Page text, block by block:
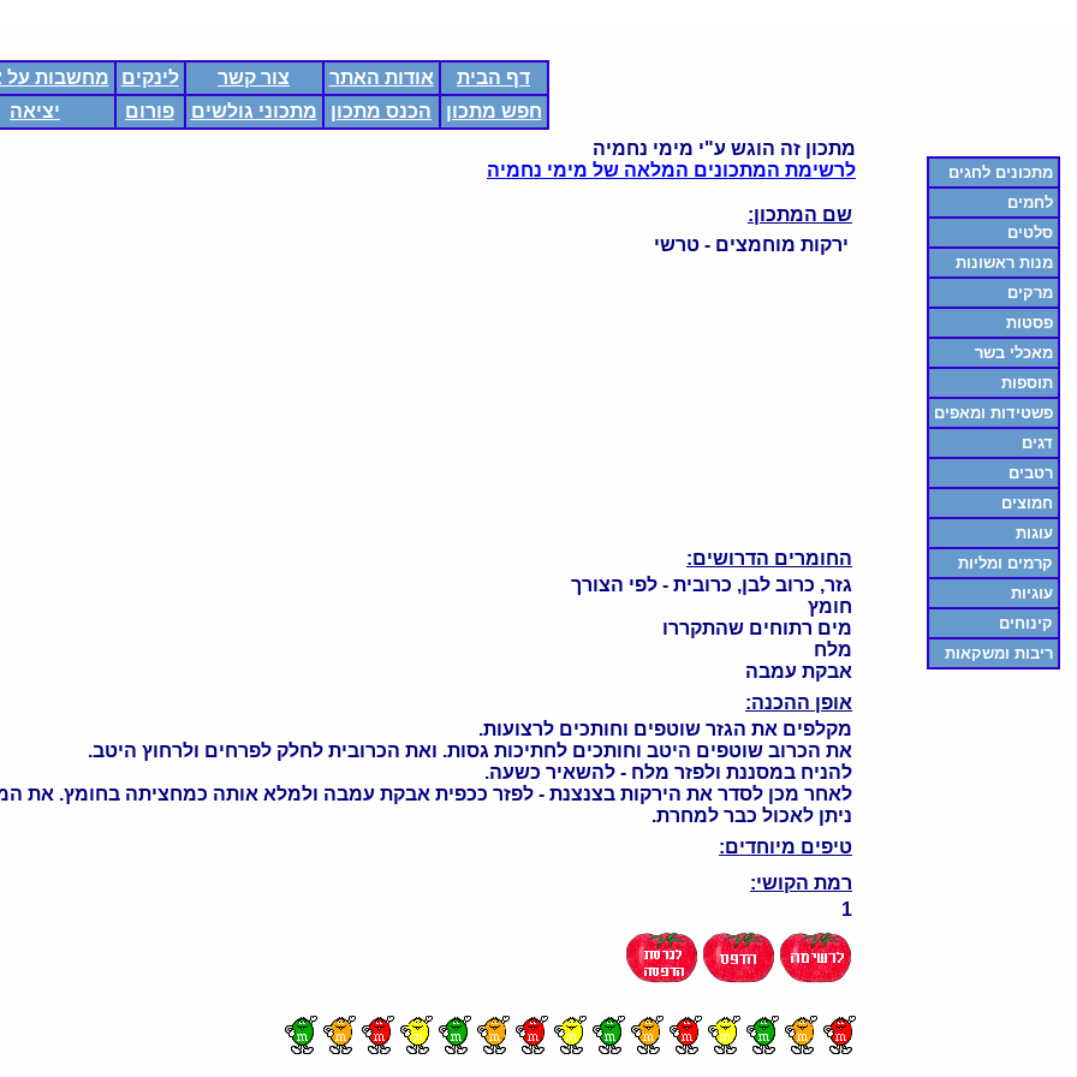
דף הבית אודות האתר צור קשר לינקים
מחשבות על
חפש מתכון
הכנס מתכון מתכוני גולשים פורום יציאה
מתכונים לחגים
לחמים
סלטים
מנות ראשונות
מרקים
פסטות
מאכלי בשר
תוספות
פשטידות ומאפים
דגים
רטבים
חמוצים
עוגות
קרמים ומליות
עוגיות
קינוחים
ריבות ומשקאות
מתכון זה הוגש ע"י מימי נחמיה
לרשימת המתכונים המלאה של מימי נחמיה
שם המתכון:
ירקות מוחמצים - טרשי
החומרים הדרושים:
גזר, כרוב לבן, כרובית - לפי הצורך
חומץ
מים רתוחים שהתקררו
מלח
אבקת עמבה
אופן ההכנה:
מקלפים את הגזר שוטפים וחותכים לרצועות.
את הכרוב שוטפים היטב וחותכים לחתיכות גסות. ואת הכרובית לחלק לפרחים ולרחוץ היטב.
להניח במסננת ולפזר מלח - להשאיר כשעה.
לאחר מכן לסדר את הירקות בצנצנת - לפזר ככפית אבקת עמבה ולמלא אותה כמחציתה בחומץ. את
ניתן לאכול כבר למחרת.
טיפים מיוחדים:
רמת הקושי:
1